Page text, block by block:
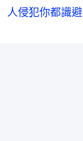
人侵犯你都識避